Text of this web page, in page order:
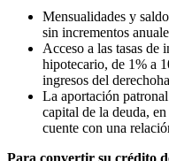
Mensualidades y
sin incrementos
Acceso a las tasas de
hipotecario, de 1% a
ingresos del
La aportación
capital de la deuda,
cuente con una